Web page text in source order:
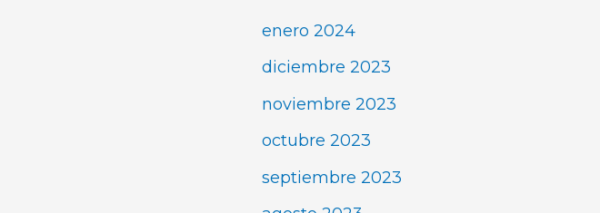
enero 2024
diciembre 2023
noviembre 2023
octubre 2023
septiembre 2023